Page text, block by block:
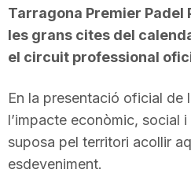
Tarragona Premier Padel
les grans cites del
el circuit professional
En la presentació oficial de
l’impacte econòmic, social
suposa pel territori acollir
esdeveniment.